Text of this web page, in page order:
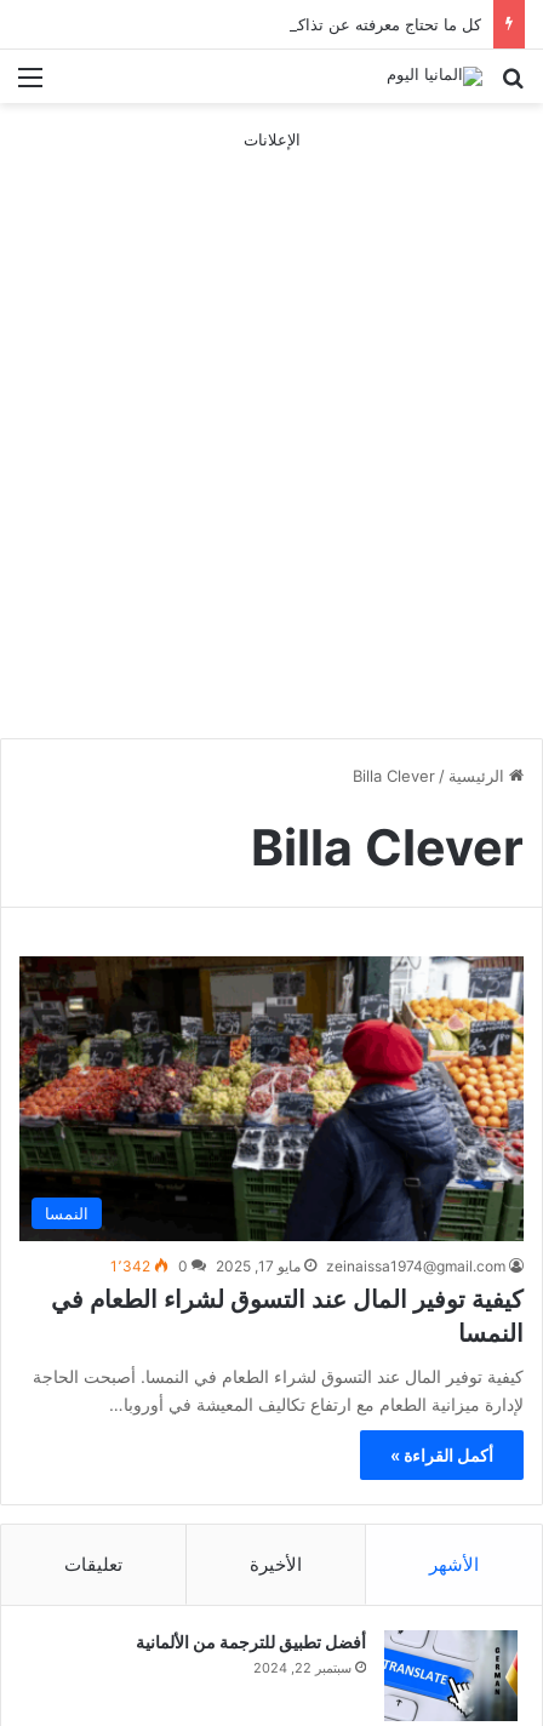
كل ما تحتاج معرفته عن تذاكر ووسائل النقل في باريس 2025
بحث عن
الإعلانات
الرئيسية /
Billa Clever
Billa Clever
النمسا
zeinaissa1974@gmail.com مايو 17, 2025 0 1٬342
كيفية توفير المال عند التسوق لشراء الطعام في
النمسا
كيفية توفير المال عند التسوق لشراء الطعام في النمسا. أصبحت الحاجة
لإدارة ميزانية الطعام مع ارتفاع تكاليف المعيشة في أوروبا…
أكمل القراءة »
الأشهر الأخيرة تعليقات
أفضل تطبيق للترجمة من الألمانية
سبتمبر 22, 2024